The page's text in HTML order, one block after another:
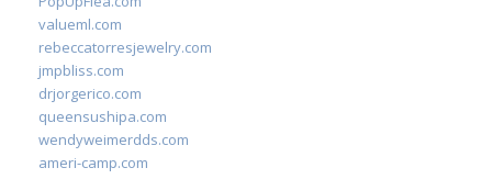
valueml.com
rebeccatorresjewelry.com
jmpbliss.com
drjorgerico.com
queensushipa.com
wendyweimerdds.com
ameri-camp.com